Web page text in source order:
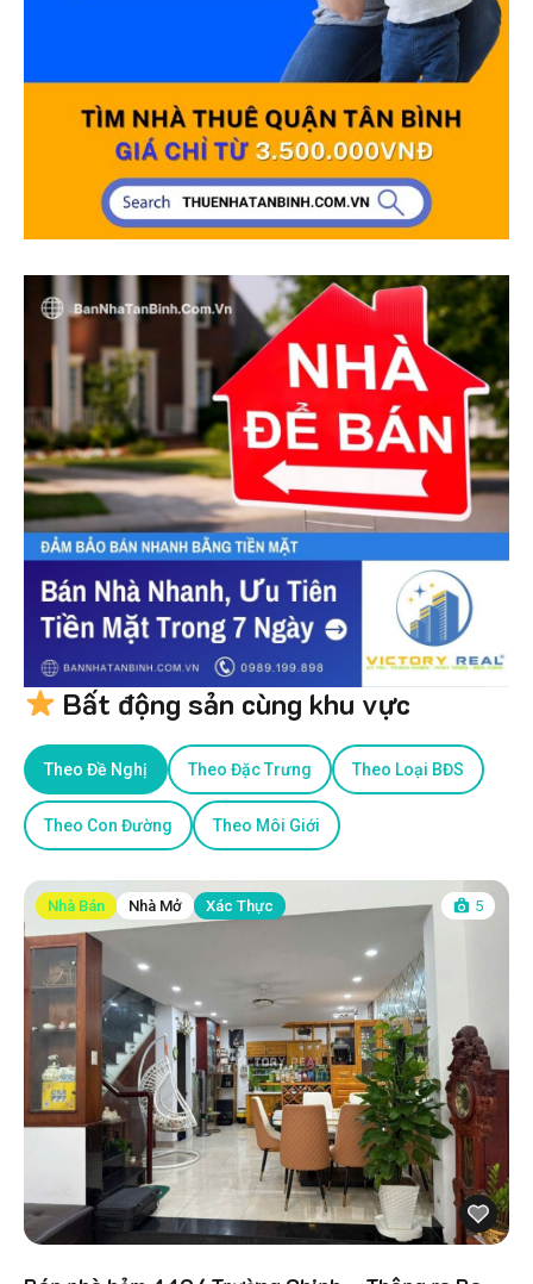
Bất động sản cùng khu vực
Theo Đề Nghị Theo Đặc Trưng Theo Loại BĐS
Theo Con Đường Theo Môi Giới
Nhà Bán Nhà Mở Xác Thực 5